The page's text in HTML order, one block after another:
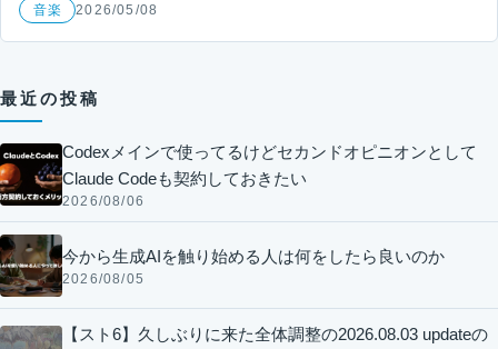
音楽 2026/05/08
最近の投稿
Codexメインで使ってるけどセカンドオピニオンとして
Claude Codeも契約しておきたい
2026/08/06
今から生成AIを触り始める人は何をしたら良いのか
2026/08/05
【スト6】久しぶりに来た全体調整の2026.08.03 updateの